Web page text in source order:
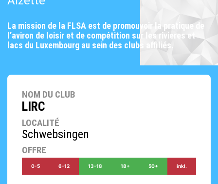
La mission de la FLSA est de promouvoir la pratique de
l’aviron de loisir et de compétition sur les rivieres et
lacs du Luxembourg au sein des clubs affiliés.
NOM DU CLUB
LIRC
LOCALITÉ
Schwebsingen
OFFRE
0-5 6-12 13-18 18+ 50+ inkl.